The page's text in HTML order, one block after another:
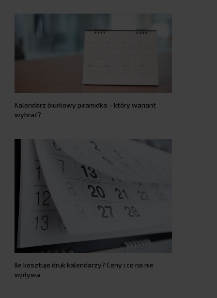
Kalendarz biurkowy piramidka – który wariant
wybrać?
Ile kosztuje druk kalendarzy? Ceny i co na nie
wpływa